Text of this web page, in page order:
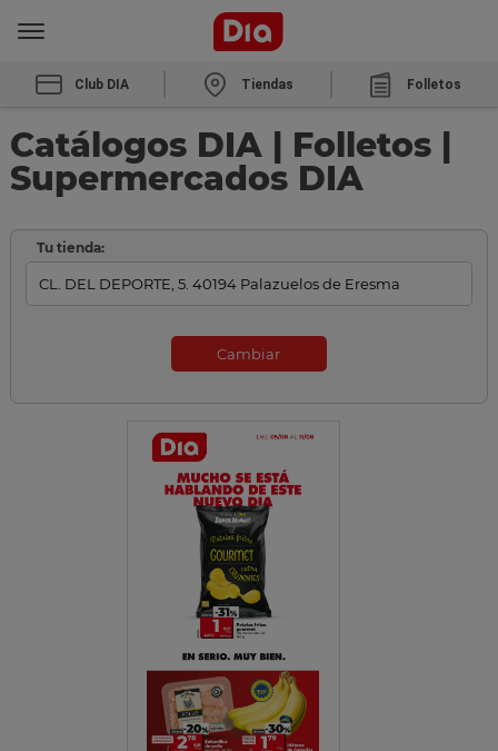
Club DIA Tiendas Folletos
Catálogos DIA | Folletos |
Supermercados DIA
Tu tienda:
Cambiar